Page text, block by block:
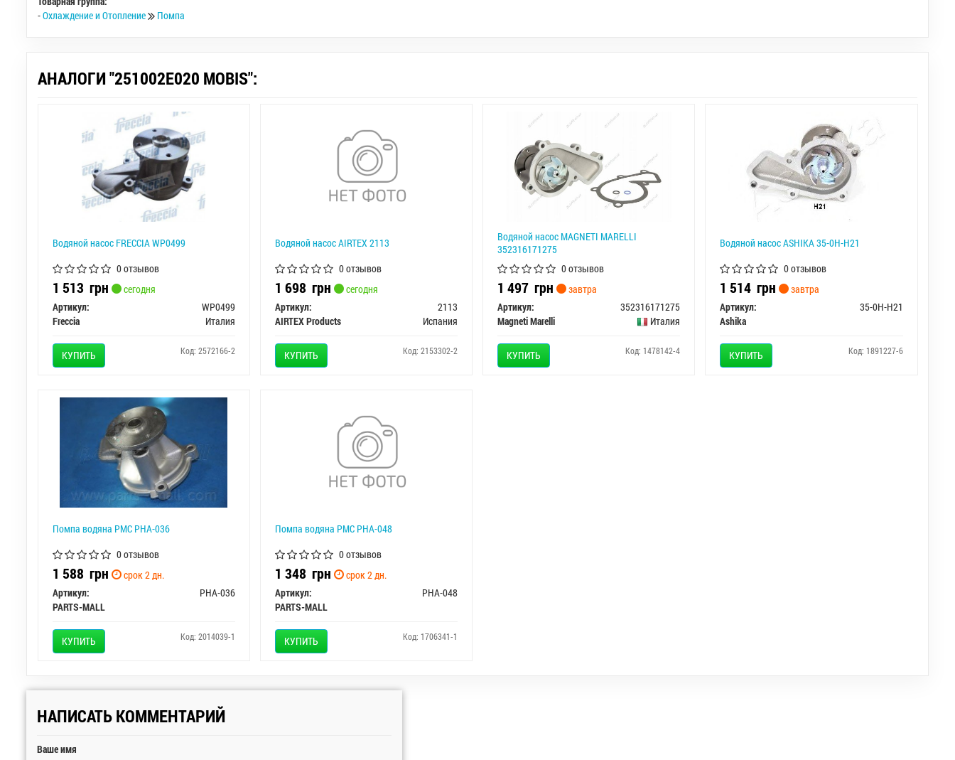
-Охлаждение и Отопление Помпа
АНАЛОГИ "251002E020 MOBIS":
Водяной насос FRECCIA WP0499
0 отзывов
1 513 грн
сегодня
Артикул:
WP0499
Freccia
Италия
КУПИТЬ Код: 2572166-2
Водяной насос AIRTEX 2113
0 отзывов
1 698 грн
сегодня
Артикул:
2113
AIRTEX Products
Испания
КУПИТЬ Код: 2153302-2
Водяной насос MAGNETI MARELLI
352316171275
0 отзывов
1 497 грн
завтра
Артикул:
352316171275
Magneti Marelli
Италия
КУПИТЬ Код: 1478142-4
Водяной насос ASHIKA 35-0H-H21
0 отзывов
1 514грн
завтра
Артикул:
35-0H-H21
Ashika
КУПИТЬ Код: 1891227-6
Помпа водяна PMC PHA-036
0 отзывов
1 588 грн
срок 2 дн.
Артикул:
PHA-036
PARTS-MALL
КУПИТЬ Код: 2014039-1
Помпа водяна PMC PHA-048
0 отзывов
1 348 грн
срок 2 дн.
Артикул:
PHA-048
PARTS-MALL
КУПИТЬ Код: 1706341-1
НАПИСАТЬ КОММЕНТАРИЙ
Ваше имя